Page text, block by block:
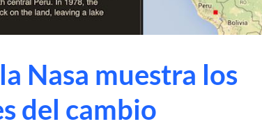
Nasa muestra los
del cambio